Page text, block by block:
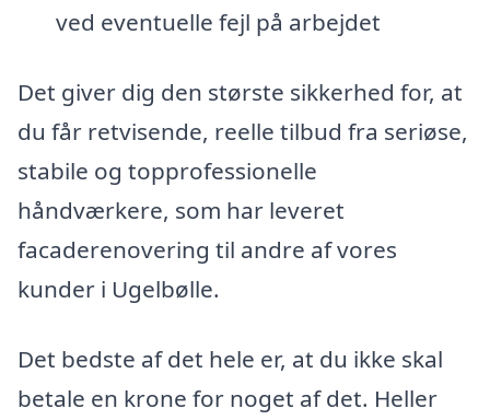
ved eventuelle fejl på arbejdet
Det giver dig den største sikkerhed for, at
du får retvisende, reelle tilbud fra seriøse,
stabile og topprofessionelle
håndværkere, som har leveret
facaderenovering til andre af vores
kunder i Ugelbølle.
Det bedste af det hele er, at du ikke skal
betale en krone for noget af det. Heller